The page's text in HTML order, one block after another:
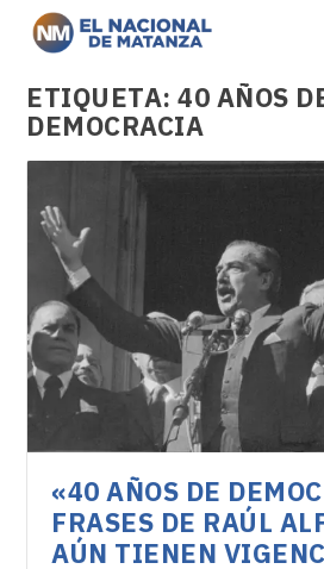
ETIQUETA:40 AÑOS
DEMOCRACIA
«40 AÑOS DE
FRASES DE RAÚL
AÚN TIENEN